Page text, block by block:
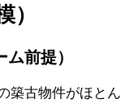
）
前提）
築古物件がほとん